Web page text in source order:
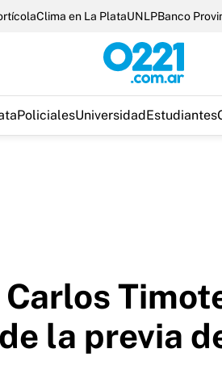
Clima en La PlataUNLPBanco
PolicialesUniversidadEstudiantes
la previa